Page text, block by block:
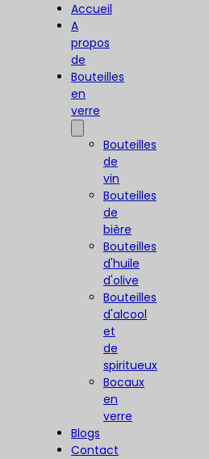
Accueil
A
propos
de
Bouteilles
en
verre
Bouteilles
de
vin
Bouteilles
de
bière
Bouteilles
d'huile
d'olive
Bouteilles
d'alcool
et
de
spiritueux
Bocaux
en
verre
Blogs
Contact